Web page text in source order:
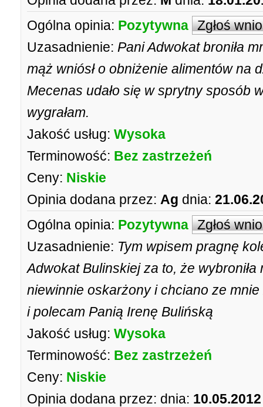
Ogólna opinia: Pozytywna Zgłoś
Uzasadnienie: Pani Adwokat broniła
mąż wniósł o obniżenie alimentów na
Mecenas udało się w sprytny sposób
wygrałam.
Jakość usług: Wysoka
Terminowość: Bez zastrzeżeń
Ceny: Niskie
Opinia dodana przez: Ag dnia:
Ogólna opinia: Pozytywna Zgłoś
Uzasadnienie: Tym wpisem pragnę
Adwokat Bulinskiej za to, że wybroniła
niewinnie oskarżony i chciano ze
i polecam Panią Irenę Bulińską
Jakość usług: Wysoka
Terminowość: Bez zastrzeżeń
Ceny: Niskie
Opinia dodana przez: dnia: